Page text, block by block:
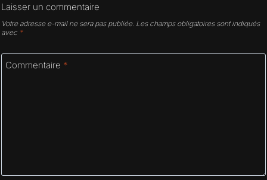
Laisser un commentaire
Votre adresse e-mail ne sera pas publiée. Les champs obligatoires sont indiqués
avec *
Commentaire *